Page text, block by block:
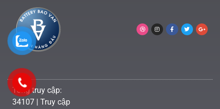
Tổng truy cập:
34107 | Truy cập